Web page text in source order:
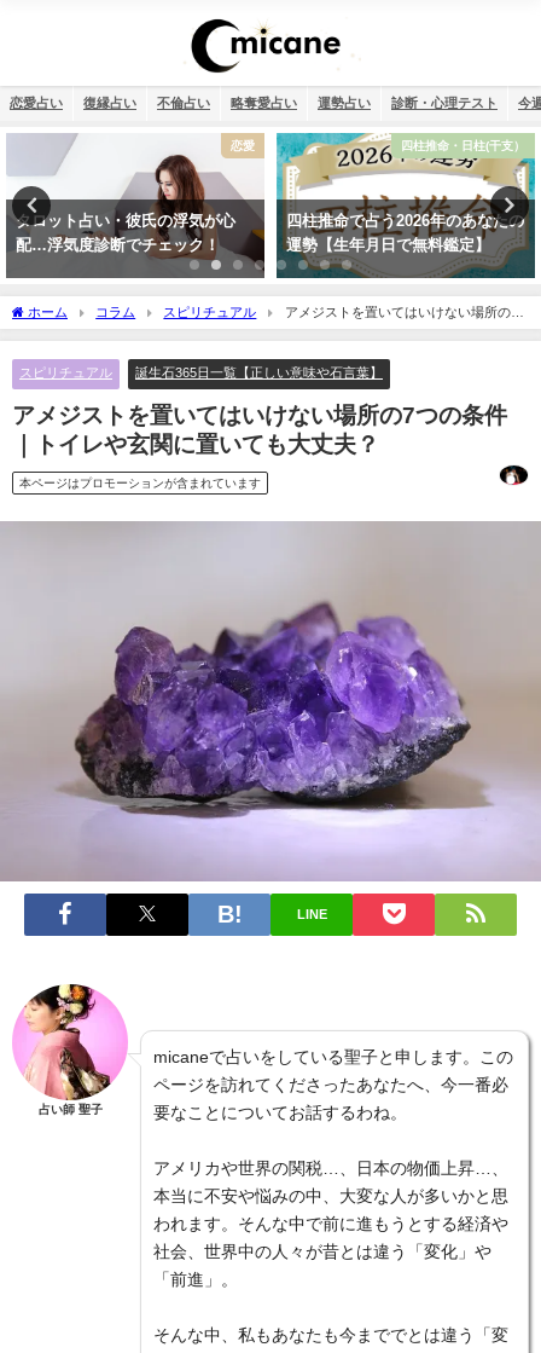
恋愛占い 復縁占い 不倫占い 略奪愛占い 運勢占い 診断・心理テスト 今
四柱推命・日柱(干支）
四柱推命で占う2026年のあなたの
運勢【生年月日で無料鑑定】
12星座
【2026年】12星座別の運勢まとめ
ホーム コラム スピリチュアル
アメジストを置いてはいけない場所の7
つの条件｜トイレや玄関に置いても大丈夫？
スピリチュアル 誕生石365日一覧【正しい意味や石言葉】
アメジストを置いてはいけない場所の7つの条件
｜トイレや玄関に置いても大丈夫？
本ページはプロモーションが含まれています
LINE
占い師 聖子
micaneで占いをしている聖子と申します。この
ページを訪れてくださったあなたへ、今一番必
要なことについてお話するわね。
アメリカや世界の関税…、日本の物価上昇…、
本当に不安や悩みの中、大変な人が多いかと思
われます。そんな中で前に進もうとする経済や
社会、世界中の人々が昔とは違う「変化」や
「前進」。
そんな中、私もあなたも今まででとは違う「変